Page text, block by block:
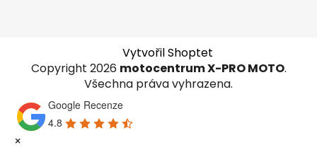
Vytvořil Shoptet
Copyright 2026 motocentrum X-PRO MOTO.
Všechna práva vyhrazena.
Google Recenze
4.8
×